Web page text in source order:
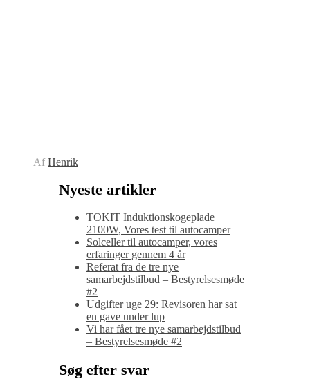
AfHenrik
Nyeste artikler
TOKIT Induktionskogeplade
2100W, Vores test til autocamper
Solceller til autocamper, vores
erfaringer gennem 4 år
Referat fra de tre nye
samarbejdstilbud – Bestyrelsesmøde
#2
Udgifter uge 29: Revisoren har sat
en gave under lup
Vi har fået tre nye samarbejdstilbud
– Bestyrelsesmøde #2
Søg efter svar